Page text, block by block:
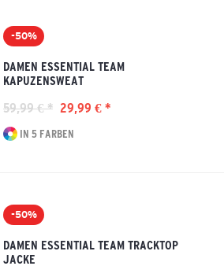
-50%
DAMEN ESSENTIAL TEAM
KAPUZENSWEAT
59,99 € * 29,99 € *
IN 5 FARBEN
-50%
DAMEN ESSENTIAL TEAM TRACKTOP
JACKE